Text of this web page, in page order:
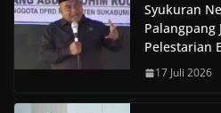
Syukuran
Palangpang
Pelestarian
17 Juli 2026